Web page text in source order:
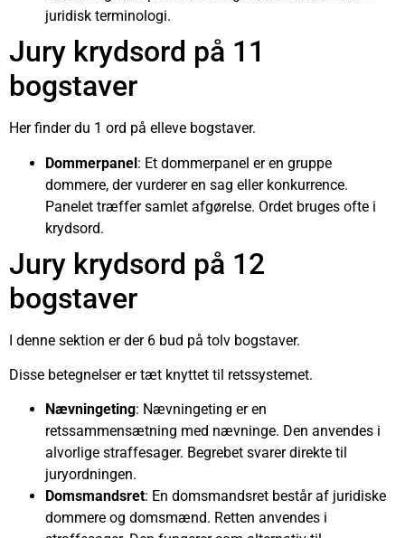
juridisk terminologi.
Jury krydsord på 11
bogstaver
Her finder du 1 ord på elleve bogstaver.
Dommerpanel: Et dommerpanel er en gruppe
dommere, der vurderer en sag eller konkurrence.
Panelet træffer samlet afgørelse. Ordet bruges ofte i
krydsord.
Jury krydsord på 12
bogstaver
I denne sektion er der 6 bud på tolv bogstaver.
Disse betegnelser er tæt knyttet til retssystemet.
Nævningeting: Nævningeting er en
retssammensætning med nævninge. Den anvendes i
alvorlige straffesager. Begrebet svarer direkte til
juryordningen.
Domsmandsret: En domsmandsret består af juridiske
dommere og domsmænd. Retten anvendes i